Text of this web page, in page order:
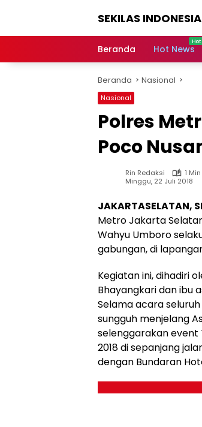
SEKILAS INDONESIA
Terkini,
Latest
World,
Headlines,
News
Beranda Hot News
Beranda Nasional
Nasional
Polres
Poco
Rin Redaksi
1
Minggu, 22 Juli 2018
JAKARTASELATAN,
Metro Jakarta
Wahyu Umboro
gabungan, di
Kegiatan ini, dihadiri
Bhayangkari dan ibu
Selama acara
sungguh menjelang
selenggarakan event
2018 di sepanjang
dengan Bundaran